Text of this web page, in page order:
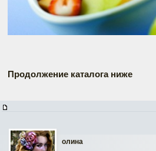
Продолжение каталога ниже
олина